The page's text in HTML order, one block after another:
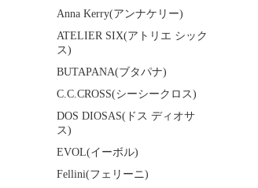
Anna Kerry(アンナケリー)
ATELIER SIX(アトリエ シック
ス)
BUTAPANA(ブタパナ)
C.C.CROSS(シーシークロス)
DOS DIOSAS(ドス ディオサ
ス)
EVOL(イーボル)
Fellini(フェリーニ)